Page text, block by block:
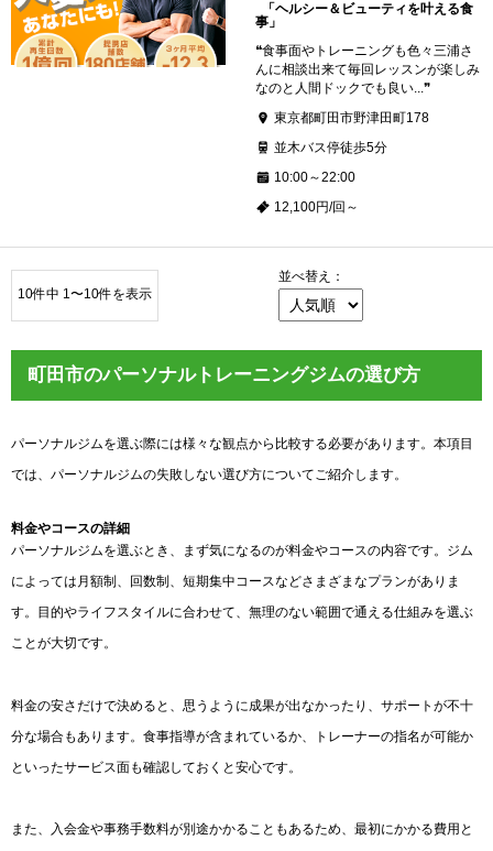
「ヘルシー＆ビューティを叶える食
事」
❝食事面やトレーニングも色々三浦さ
んに相談出来て毎回レッスンが楽しみ
なのと人間ドックでも良い...❞
東京都町田市野津田町178
並木バス停徒歩5分
10:00～22:00
12,100円/回～
10件中 1〜10件を表示
並べ替え：
町田市のパーソナルトレーニングジムの選び方
パーソナルジムを選ぶ際には様々な観点から比較する必要があります。本項目
では、パーソナルジムの失敗しない選び方についてご紹介します。
料金やコースの詳細
パーソナルジムを選ぶとき、まず気になるのが料金やコースの内容です。ジム
によっては月額制、回数制、短期集中コースなどさまざまなプランがありま
す。目的やライフスタイルに合わせて、無理のない範囲で通える仕組みを選ぶ
ことが大切です。
料金の安さだけで決めると、思うように成果が出なかったり、サポートが不十
分な場合もあります。食事指導が含まれているか、トレーナーの指名が可能か
といったサービス面も確認しておくと安心です。
また、入会金や事務手数料が別途かかることもあるため、最初にかかる費用と